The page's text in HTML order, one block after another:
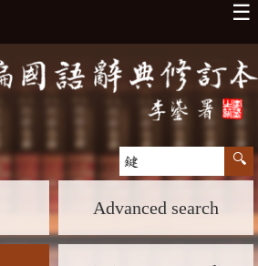
☰
Advanced search